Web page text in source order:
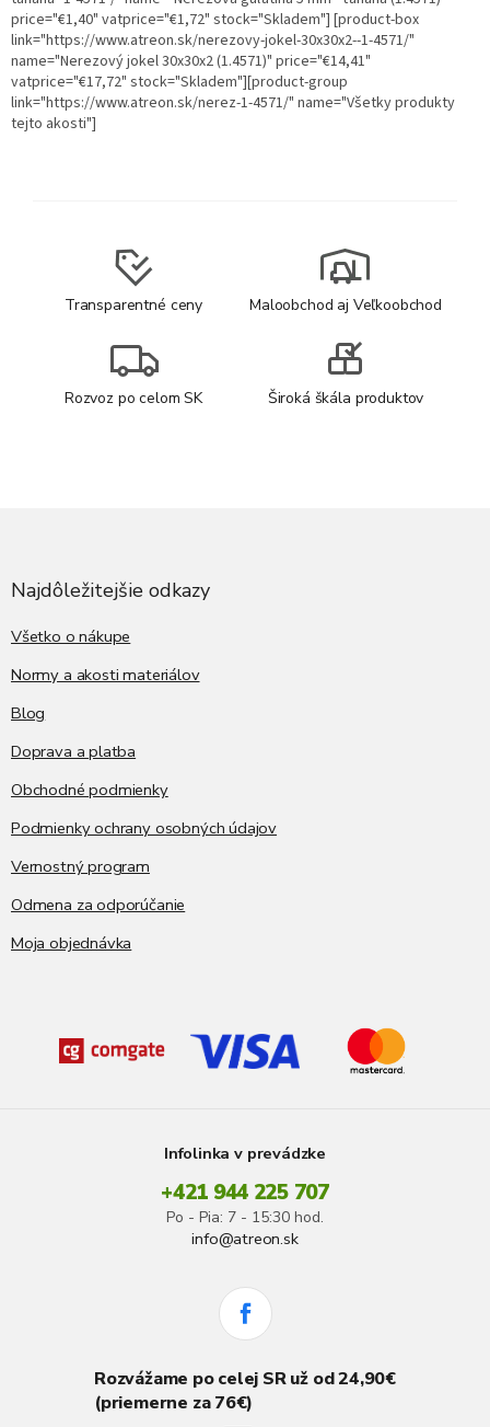
price="€1,40" vatprice="€1,72" stock="Skladem"] [product-box
link="https://www.atreon.sk/nerezovy-jokel-30x30x2--1-4571/"
name="Nerezový jokel 30x30x2 (1.4571)" price="€14,41"
vatprice="€17,72" stock="Skladem"][product-group
link="https://www.atreon.sk/nerez-1-4571/" name="Všetky produkty
tejto akosti"]
Transparentné ceny Maloobchod aj Veľkoobchod
Rozvoz po celom SK Široká škála produktov
Najdôležitejšie odkazy
Všetko o nákupe
Normy a akosti materiálov
Blog
Doprava a platba
Obchodné podmienky
Podmienky ochrany osobných údajov
Vernostný program
Odmena za odporúčanie
Moja objednávka
Infolinka v prevádzke
+421 944 225 707
Po - Pia: 7 - 15:30 hod.
info@atreon.sk
Rozvážame po celej SR už od 24,90€
(priemerne za 76€)